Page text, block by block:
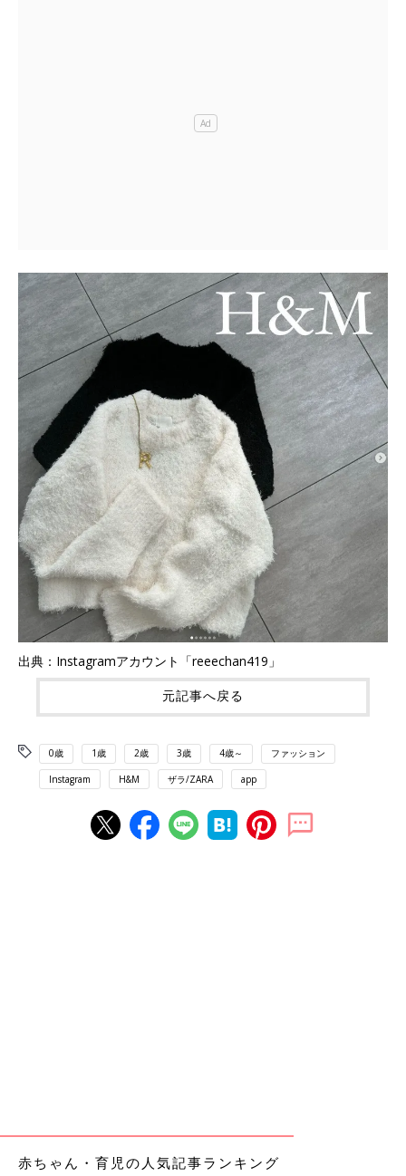
出典：Instagramアカウント「reeechan419」
元記事へ戻る
0歳 1歳 2歳 3歳 4歳～ ファッション
Instagram H&M ザラ/ZARA app
赤ちゃん・育児の人気記事ランキング